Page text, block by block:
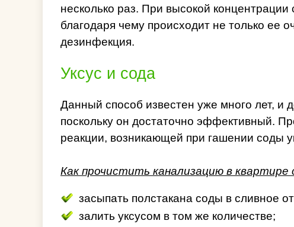
несколько раз. При высокой
благодаря чему происходит не только ее
дезинфекция.
Уксус и сода
Данный способ известен уже много лет, и
поскольку он достаточно эффективный.
реакции, возникающей при гашении соды
Как прочистить канализацию в квартире
засыпать полстакана соды в сливное
залить уксусом в том же количестве;